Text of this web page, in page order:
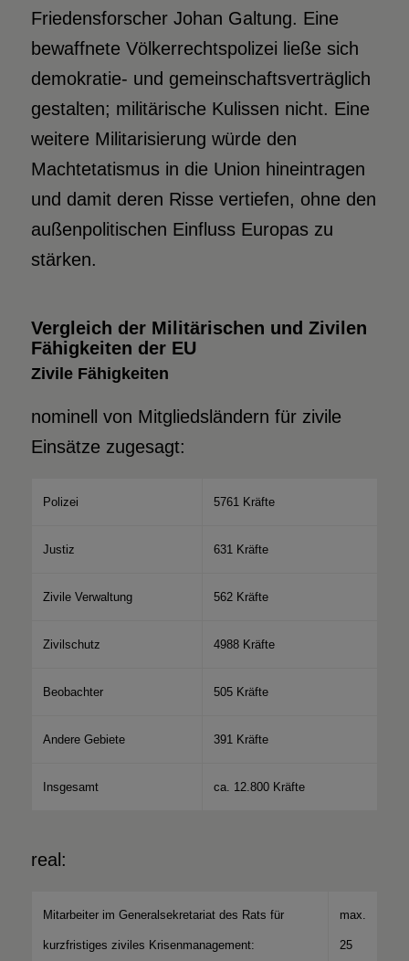
Friedensforscher Johan Galtung. Eine
bewaffnete Völkerrechtspolizei ließe sich
demokratie- und gemeinschaftsverträglich
gestalten; militärische Kulissen nicht. Eine
weitere Militarisierung würde den
Machtetatismus in die Union hineintragen
und damit deren Risse vertiefen, ohne den
außenpolitischen Einfluss Europas zu
stärken.
Vergleich der Militärischen und Zivilen
Fähigkeiten der EU
Zivile Fähigkeiten
nominell von Mitgliedsländern für zivile
Einsätze zugesagt:
Polizei 5761 Kräfte
Justiz 631 Kräfte
Zivile Verwaltung 562 Kräfte
Zivilschutz 4988 Kräfte
Beobachter 505 Kräfte
Andere Gebiete 391 Kräfte
Insgesamt ca. 12.800 Kräfte
real:
Mitarbeiter im Generalsekretariat des Rats für
kurzfristiges ziviles Krisenmanagement:
max.
25